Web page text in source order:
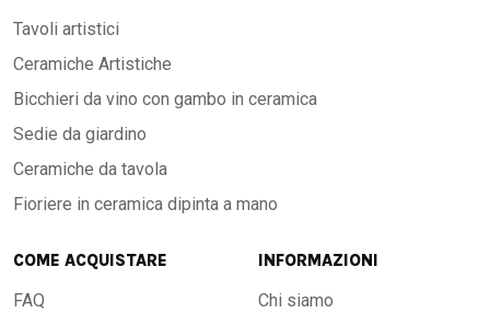
Tavoli artistici
Ceramiche Artistiche
Bicchieri da vino con gambo in ceramica
Sedie da giardino
Ceramiche da tavola
Fioriere in ceramica dipinta a mano
COME ACQUISTARE
FAQ
INFORMAZIONI
Chi siamo